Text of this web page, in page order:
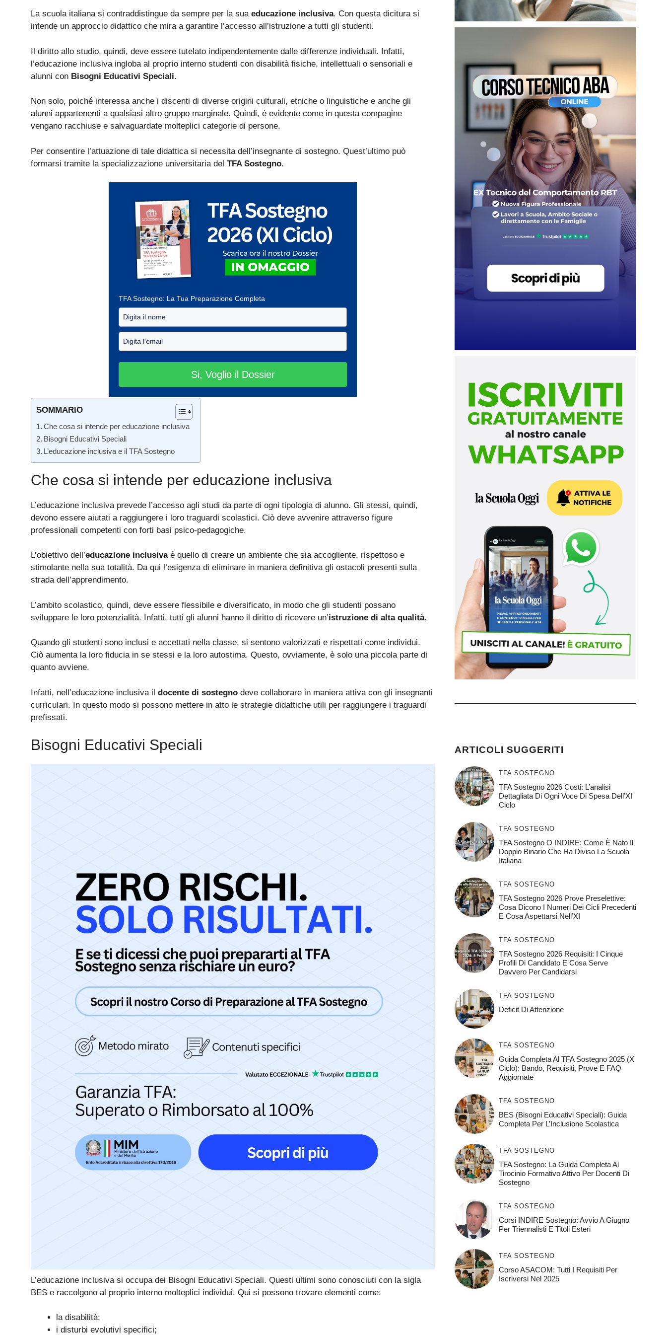
La scuola italiana si contraddistingue da sempre per la sua educazione inclusiva. Con questa dicitura si
intende un approccio didattico che mira a garantire l’accesso all’istruzione a tutti gli studenti.
Il diritto allo studio, quindi, deve essere tutelato indipendentemente dalle differenze individuali. Infatti,
l’educazione inclusiva ingloba al proprio interno studenti con disabilità fisiche, intellettuali o sensoriali e
alunni con Bisogni Educativi Speciali.
Non solo, poiché interessa anche i discenti di diverse origini culturali, etniche o linguistiche e anche gli
alunni appartenenti a qualsiasi altro gruppo marginale. Quindi, è evidente come in questa compagine
vengano racchiuse e salvaguardate molteplici categorie di persone.
Per consentire l’attuazione di tale didattica si necessita dell’insegnante di sostegno. Quest’ultimo può
formarsi tramite la specializzazione universitaria del TFA Sostegno.
TFA Sostegno: La Tua Preparazione Completa
Si, Voglio il Dossier
SOMMARIO
Che cosa si intende per educazione inclusiva
Bisogni Educativi Speciali
L’educazione inclusiva e il TFA Sostegno
Che cosa si intende per educazione inclusiva
L’educazione inclusiva prevede l’accesso agli studi da parte di ogni tipologia di alunno. Gli stessi, quindi,
devono essere aiutati a raggiungere i loro traguardi scolastici. Ciò deve avvenire attraverso figure
professionali competenti con forti basi psico-pedagogiche.
L’obiettivo dell’educazione inclusivaè quello di creare un ambiente che sia accogliente, rispettoso e
stimolante nella sua totalità. Da qui l’esigenza di eliminare in maniera definitiva gli ostacoli presenti sulla
strada dell’apprendimento.
L’ambito scolastico, quindi, deve essere flessibile e diversificato, in modo che gli studenti possano
sviluppare le loro potenzialità. Infatti, tutti gli alunni hanno il diritto di ricevere un’istruzione di alta qualità.
Quando gli studenti sono inclusi e accettati nella classe, si sentono valorizzati e rispettati come individui.
Ciò aumenta la loro fiducia in se stessi e la loro autostima. Questo, ovviamente, è solo una piccola parte di
quanto avviene.
Infatti, nell’educazione inclusiva il docente di sostegno deve collaborare in maniera attiva con gli insegnanti
curriculari. In questo modo si possono mettere in atto le strategie didattiche utili per raggiungere i traguardi
prefissati.
Bisogni Educativi Speciali
L’educazione inclusiva si occupa dei Bisogni Educativi Speciali. Questi ultimi sono conosciuti con la sigla
BES e raccolgono al proprio interno molteplici individui. Qui si possono trovare elementi come:
la disabilità;
i disturbi evolutivi specifici;
ARTICOLI SUGGERITI
TFA SOSTEGNO
TFA Sostegno 2026 Costi: L’analisi
Dettagliata Di Ogni Voce Di Spesa Dell’XI
Ciclo
TFA SOSTEGNO
TFA Sostegno O INDIRE: Come È Nato Il
Doppio Binario Che Ha Diviso La Scuola
Italiana
TFA SOSTEGNO
TFA Sostegno 2026 Prove Preselettive:
Cosa Dicono I Numeri Dei Cicli Precedenti
E Cosa Aspettarsi Nell’XI
TFA SOSTEGNO
TFA Sostegno 2026 Requisiti: I Cinque
Profili Di Candidato E Cosa Serve
Davvero Per Candidarsi
TFA SOSTEGNO
Deficit Di Attenzione
TFA SOSTEGNO
Guida Completa Al TFA Sostegno 2025 (X
Ciclo): Bando, Requisiti, Prove E FAQ
Aggiornate
TFA SOSTEGNO
BES (Bisogni Educativi Speciali): Guida
Completa Per L’Inclusione Scolastica
TFA SOSTEGNO
TFA Sostegno: La Guida Completa Al
Tirocinio Formativo Attivo Per Docenti Di
Sostegno
TFA SOSTEGNO
Corsi INDIRE Sostegno: Avvio A Giugno
Per Triennalisti E Titoli Esteri
TFA SOSTEGNO
Corso ASACOM: Tutti I Requisiti Per
Iscriversi Nel 2025